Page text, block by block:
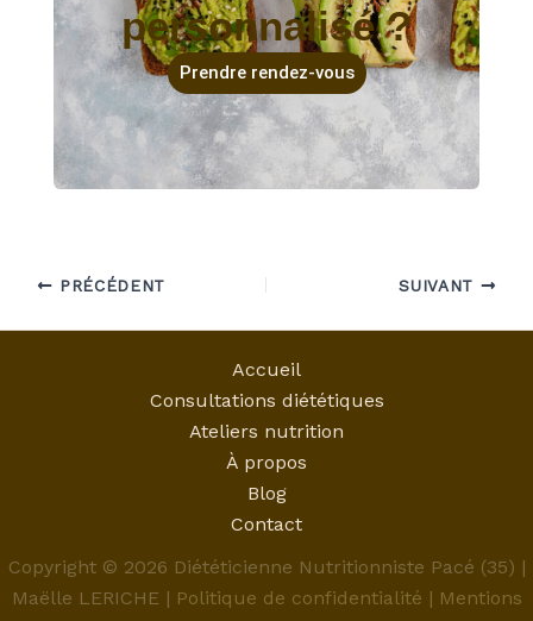
personnalisé ?
Prendre rendez-vous
PRÉCÉDENT SUIVANT
Accueil
Consultations diététiques
Ateliers nutrition
À propos
Blog
Contact
Copyright © 2026 Diététicienne Nutritionniste Pacé (35) |
Maëlle LERICHE | Politique de confidentialité | Mentions